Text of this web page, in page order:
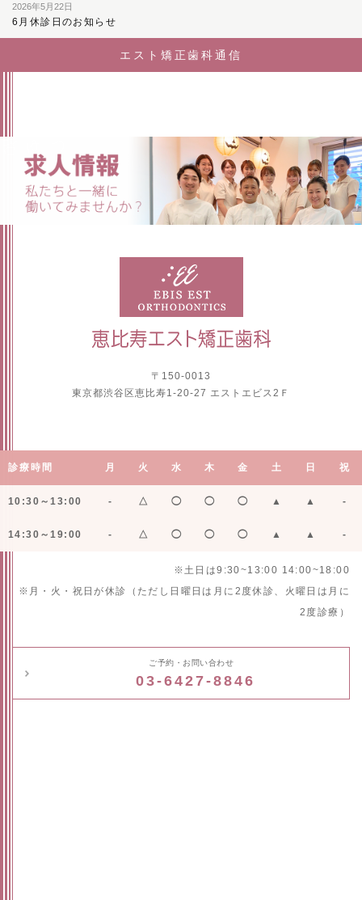
2026年5月22日
6月休診日のお知らせ
エスト矯正歯科通信
〒150-0013
東京都渋谷区恵比寿1-20-27 エストエビス2Ｆ
診療時間 月 火 水 木 金 土 日 祝
10:30～13:00 - △ ◯ ◯ ◯ ▲ ▲ -
14:30～19:00 - △ ◯ ◯ ◯ ▲ ▲ -
※土日は9:30~13:00 14:00~18:00
※月・火・祝日が休診（ただし日曜日は月に2度休診、火曜日は月に
2度診療）
ご予約・お問い合わせ
03-6427-8846